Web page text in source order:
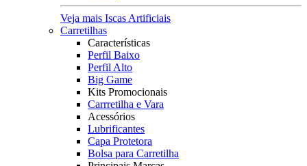
Veja mais Iscas Artificiais
Carretilhas
Características
Perfil Baixo
Perfil Alto
Big Game
Kits Promocionais
Carrretilha e Vara
Acessórios
Lubrificantes
Capa Protetora
Bolsa para Carretilha